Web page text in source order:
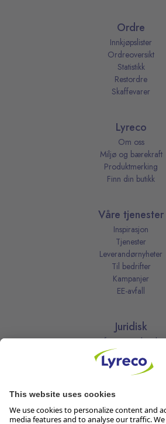
Ordre
Innkjøpslister
Ordreoversikt
Statistikk
Restordre
Skaffevarer
Lyreco
Om oss
Miljø og bærekraft
Produktmerking
Finn din butikk
Våre tjenester
Inspirasjon
Tjenester
Leverandørnyheter
Til bedrifter
Kampanjer
EE-avfall
Juridisk
Informasjonskapsler
Kjøpsbetingelser
Personvernerklæring
Vilkår
Vilkår for kundeklubben
Åpenhetsloven